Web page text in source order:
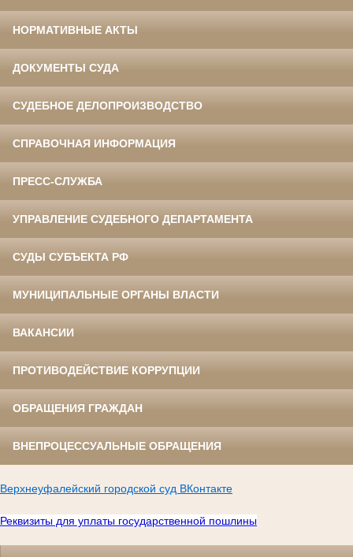
НОРМАТИВНЫЕ АКТЫ
ДОКУМЕНТЫ СУДА
СУДЕБНОЕ ДЕЛОПРОИЗВОДСТВО
СПРАВОЧНАЯ ИНФОРМАЦИЯ
ПРЕСС-СЛУЖБА
УПРАВЛЕНИЕ СУДЕБНОГО ДЕПАРТАМЕНТА
СУДЫ СУБЪЕКТА РФ
МУНИЦИПАЛЬНЫЕ ОРГАНЫ ВЛАСТИ
ВАКАНСИИ
ПРОТИВОДЕЙСТВИЕ КОРРУПЦИИ
ОБРАЩЕНИЯ ГРАЖДАН
ВНЕПРОЦЕССУАЛЬНЫЕ ОБРАЩЕНИЯ
Верхнеуфалейский городской суд ВКонтакте
Реквизиты для уплаты государственной пошлины